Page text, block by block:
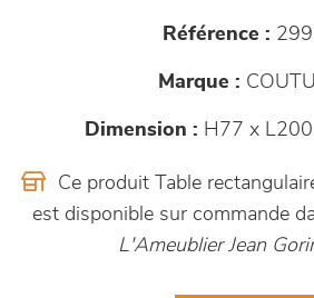
Référence :
Marque :
Dimension : H77 x
Ce produit Table
est disponible sur commande
L'Ameublier Jean